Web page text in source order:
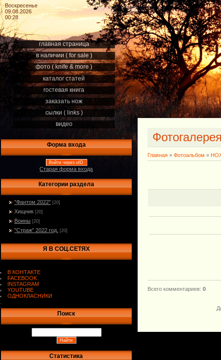
Воскресенье
09.08.2026
00:28
главная страница
в наличии ( for sale )
фото ( knife & more )
каталог статей
гостевая книга
заказать нож
сылки ( links )
видео
Форма входа
Войти через uID
Старая форма входа
Категории раздела
''Фантом 2022'' [20]
Хищник [20]
Воины [20]
"Страж" 2022 год. [20]
Я В СОЦ.СЕТЯХ
В КОНТАКТЕ
FACEBOOK
INSTAGRAM
YOUTUBE
ОДНОКЛАСНИКИ
Поиск
Статистика
Главная » Фотоальбом »
Всего комментариев: 0